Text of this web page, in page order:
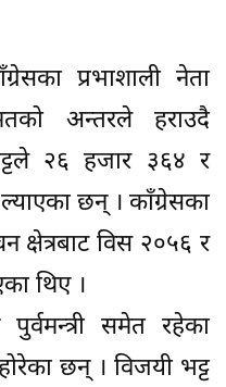
प्रभाशाली नेता
अन्तरले हराउदै
२६ हजार ३६४ र
छन् । काँग्रेसका
क्षेत्रबाट विस २०५६ र
थिए ।
समेत रहेका
छन् । विजयी भट्ट